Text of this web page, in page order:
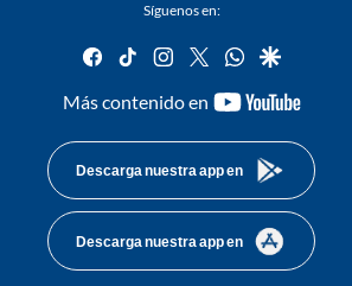
Síguenos en:
facebook
tiktok instagram
twitterwhatsapp
google
Más contenido en
Descarga nuestra app en
Descarga nuestra app en